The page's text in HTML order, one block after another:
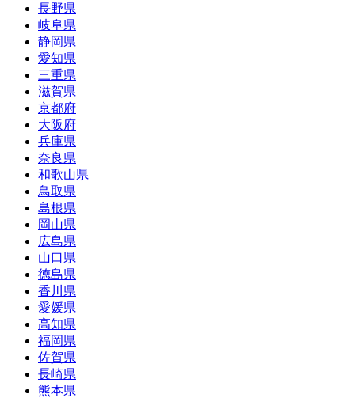
長野県
岐阜県
静岡県
愛知県
三重県
滋賀県
京都府
大阪府
兵庫県
奈良県
和歌山県
鳥取県
島根県
岡山県
広島県
山口県
徳島県
香川県
愛媛県
高知県
福岡県
佐賀県
長崎県
熊本県